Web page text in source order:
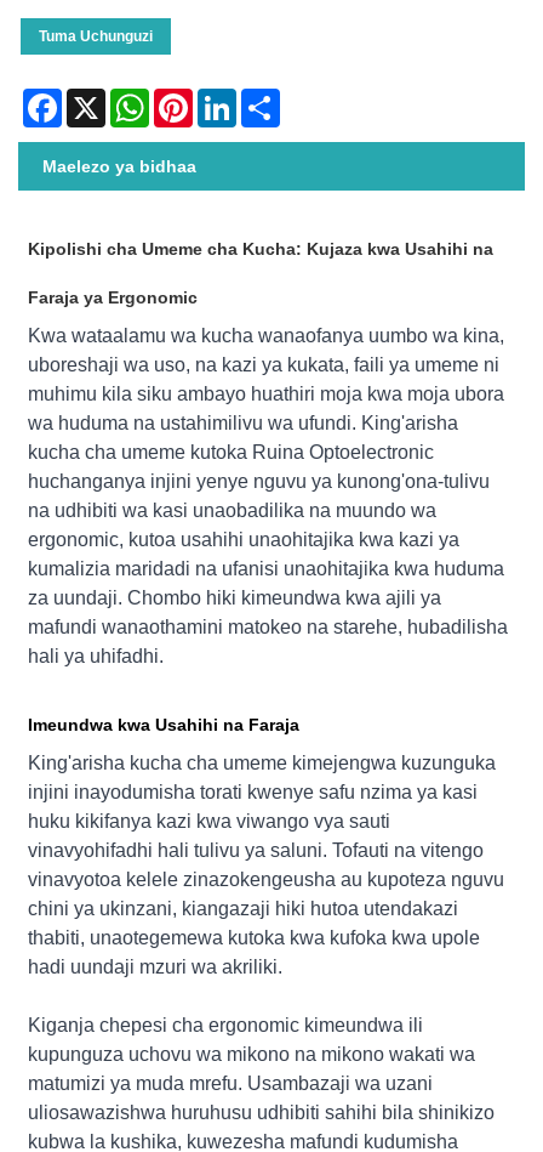
Tuma Uchunguzi
Facebook
X WhatsAppPinterestLinkedIn
Maelezo ya bidhaa
Kipolishi cha Umeme cha Kucha: Kujaza kwa Usahihi na
Faraja ya Ergonomic
Kwa wataalamu wa kucha wanaofanya uumbo wa kina,
uboreshaji wa uso, na kazi ya kukata, faili ya umeme ni
muhimu kila siku ambayo huathiri moja kwa moja ubora
wa huduma na ustahimilivu wa ufundi. King'arisha
kucha cha umeme kutoka Ruina Optoelectronic
huchanganya injini yenye nguvu ya kunong'ona-tulivu
na udhibiti wa kasi unaobadilika na muundo wa
ergonomic, kutoa usahihi unaohitajika kwa kazi ya
kumalizia maridadi na ufanisi unaohitajika kwa huduma
za uundaji. Chombo hiki kimeundwa kwa ajili ya
mafundi wanaothamini matokeo na starehe, hubadilisha
hali ya uhifadhi.
Imeundwa kwa Usahihi na Faraja
King'arisha kucha cha umeme kimejengwa kuzunguka
injini inayodumisha torati kwenye safu nzima ya kasi
huku kikifanya kazi kwa viwango vya sauti
vinavyohifadhi hali tulivu ya saluni. Tofauti na vitengo
vinavyotoa kelele zinazokengeusha au kupoteza nguvu
chini ya ukinzani, kiangazaji hiki hutoa utendakazi
thabiti, unaotegemewa kutoka kwa kufoka kwa upole
hadi uundaji mzuri wa akriliki.
Kiganja chepesi cha ergonomic kimeundwa ili
kupunguza uchovu wa mikono na mikono wakati wa
matumizi ya muda mrefu. Usambazaji wa uzani
uliosawazishwa huruhusu udhibiti sahihi bila shinikizo
kubwa la kushika, kuwezesha mafundi kudumisha